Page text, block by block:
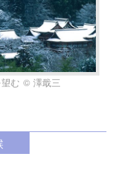
む © 澤戢三